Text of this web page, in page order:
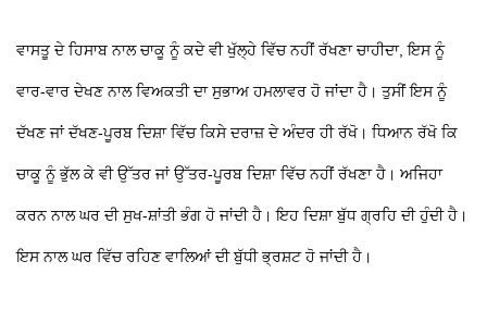
ਵਾਸਤੂ ਦੇ ਹਿਸਾਬ ਨਾਲ ਚਾਕੂ ਨੂੰ ਕਦੇ ਵੀ ਖੁੱਲ੍ਹੇ ਵਿੱਚ ਨਹੀਂ ਰੱਖਣਾ ਚਾਹੀਦਾ, ਇਸ ਨੂੰ
ਵਾਰ-ਵਾਰ ਦੇਖਣ ਨਾਲ ਵਿਅਕਤੀ ਦਾ ਸੁਭਾਅ ਹਮਲਾਵਰ ਹੋ ਜਾਂਦਾ ਹੈ। ਤੁਸੀਂ ਇਸ ਨੂੰ
ਦੱਖਣ ਜਾਂ ਦੱਖਣ-ਪੂਰਬ ਦਿਸ਼ਾ ਵਿੱਚ ਕਿਸੇ ਦਰਾਜ਼ ਦੇ ਅੰਦਰ ਹੀ ਰੱਖੋ। ਧਿਆਨ ਰੱਖੋ ਕਿ
ਚਾਕੂ ਨੂੰ ਭੁੱਲ ਕੇ ਵੀ ਉੱਤਰ ਜਾਂ ਉੱਤਰ-ਪੂਰਬ ਦਿਸ਼ਾ ਵਿੱਚ ਨਹੀਂ ਰੱਖਣਾ ਹੈ। ਅਜਿਹਾ
ਕਰਨ ਨਾਲ ਘਰ ਦੀ ਸੁਖ-ਸ਼ਾਂਤੀ ਭੰਗ ਹੋ ਜਾਂਦੀ ਹੈ। ਇਹ ਦਿਸ਼ਾ ਬੁੱਧ ਗ੍ਰਹਿ ਦੀ ਹੁੰਦੀ ਹੈ।
ਇਸ ਨਾਲ ਘਰ ਵਿੱਚ ਰਹਿਣ ਵਾਲਿਆਂ ਦੀ ਬੁੱਧੀ ਭ੍ਰਸ਼ਟ ਹੋ ਜਾਂਦੀ ਹੈ।